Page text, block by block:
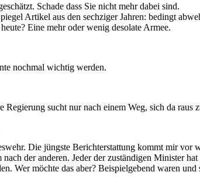
Schade dass Sie nicht mehr dabei sind.
Artikel aus den sechziger Jahren: bedingt
Eine mehr oder wenig desolate Armee.
nochmal wichtig werden.
sucht nur nach einem Weg, sich da raus
Die jüngste Berichterstattung kommt mir
der anderen. Jeder der zuständigen Minister
Wer möchte das aber? Beispielgebend waren